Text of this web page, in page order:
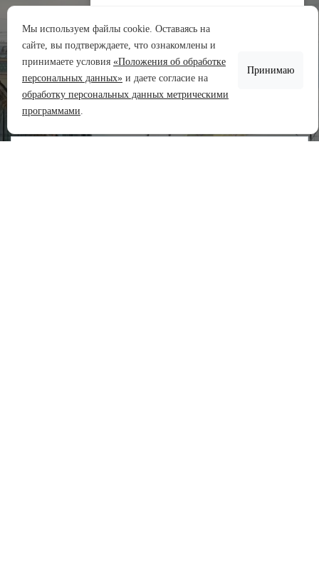
Аренда участков
Продажа участков
Задать вопрос
Мы используем файлы cookie. Оставаясь на
сайте, вы подтверждаете, что ознакомлены и
принимаете условия «Положения об обработке
персональных данных» и даете согласие на
обработку персональных данных метрическими
программами.
Принимаю